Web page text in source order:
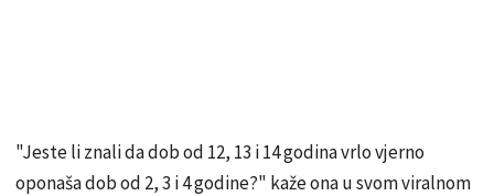
"Jeste li znali da dob od 12, 13 i 14 godina vrlo vjerno
oponaša dob od 2, 3 i 4 godine?" kaže ona u svom viralnom